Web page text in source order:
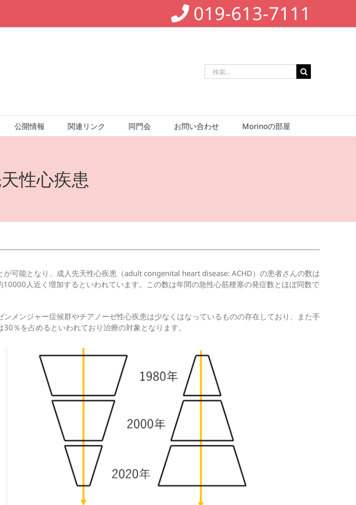
019-613-7111
索
公開情報 関連リンク 同門会 お問い合わせ Morinoの部屋
性心疾患
可能となり、成人先天性心疾患（adult congenital heart disease: ACHD）の患者さんの数は
人近く増加するといわれています。この数は年間の急性心筋梗塞の発症数とほぼ同数で
メンジャー症候群やチアノーゼ性心疾患は少なくはなっているものの存在しており、また手
％を占めるといわれており治療の対象となります。